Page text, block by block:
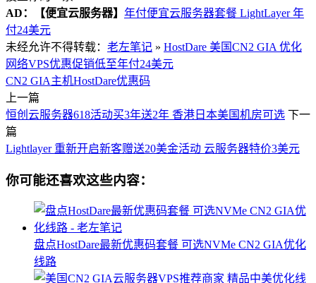
AD：
【便宜云服务器】 年付便宜云服务器套餐 LightLayer 年
付24美元
未经允许不得转载： 老左笔记 » HostDare 美国CN2 GIA 优化
网络VPS优惠促销低至年付24美元
CN2 GIA主机HostDare优惠码
上一篇
恒创云服务器618活动买3年送2年 香港日本美国机房可选 下一
篇
Lightlayer 重新开启新客赠送20美金活动 云服务器特价3美元
你可能还喜欢这些内容：
盘点HostDare最新优惠码套餐 可选NVMe CN2 GIA优化
线路